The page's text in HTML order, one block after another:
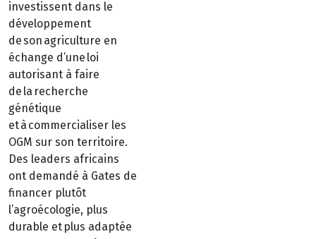
investissent dans le
développement
de son agriculture en
échange d’une loi
autorisant à faire
de la recherche
génétique
et à commercialiser les
OGM sur son territoire.
Des leaders africains
ont demandé à Gates de
financer plutôt
l’agroécologie, plus
durable et plus adaptée